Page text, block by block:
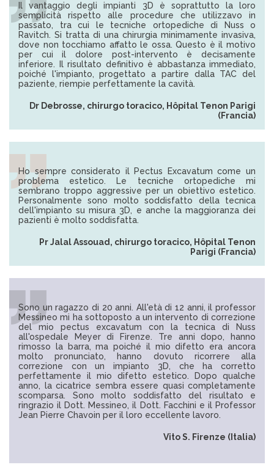
Il vantaggio degli impianti 3D è soprattutto la loro
semplicità rispetto alle procedure che utilizzavo in
passato, tra cui le tecniche ortopediche di Nuss o
Ravitch. Si tratta di una chirurgia minimamente invasiva,
dove non tocchiamo affatto le ossa. Questo è il motivo
per cui il dolore post-intervento è decisamente
inferiore. Il risultato definitivo è abbastanza immediato,
poiché l'impianto, progettato a partire dalla TAC del
paziente, riempie perfettamente la cavità.
Dr Debrosse, chirurgo toracico, Hôpital Tenon Parigi
(Francia)
Ho sempre considerato il Pectus Excavatum come un
problema estetico. Le tecniche ortopediche mi
sembrano troppo aggressive per un obiettivo estetico.
Personalmente sono molto soddisfatto della tecnica
dell'impianto su misura 3D, e anche la maggioranza dei
pazienti è molto soddisfatta.
Pr Jalal Assouad, chirurgo toracico, Hôpital Tenon
Parigi (Francia)
Sono un ragazzo di 20 anni. All'età di 12 anni, il professor
Messineo mi ha sottoposto a un intervento di correzione
del mio pectus excavatum con la tecnica di Nuss
all'ospedale Meyer di Firenze. Tre anni dopo, hanno
rimosso la barra, ma poiché il mio difetto era ancora
molto pronunciato, hanno dovuto ricorrere alla
correzione con un impianto 3D, che ha corretto
perfettamente il mio difetto estetico. Dopo qualche
anno, la cicatrice sembra essere quasi completamente
scomparsa. Sono molto soddisfatto del risultato e
ringrazio il Dott. Messineo, il Dott. Facchini e il Professor
Jean Pierre Chavoin per il loro eccellente lavoro.
Vito S. Firenze (Italia)